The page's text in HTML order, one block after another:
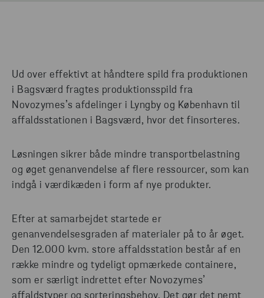
Ud over effektivt at håndtere spild fra produktionen
i Bagsværd fragtes produktionsspild fra
Novozymes’s afdelinger i Lyngby og København til
affaldsstationen i Bagsværd, hvor det finsorteres.
Løsningen sikrer både mindre transportbelastning
og øget genanvendelse af flere ressourcer, som kan
indgå i værdikæden i form af nye produkter.
Efter at samarbejdet startede er
genanvendelsesgraden af materialer på to år øget.
Den 12.000 kvm. store affaldsstation består af en
række mindre og tydeligt opmærkede containere,
som er særligt indrettet efter Novozymes’
affaldstyper og sorteringsbehov. Det gør det nemt